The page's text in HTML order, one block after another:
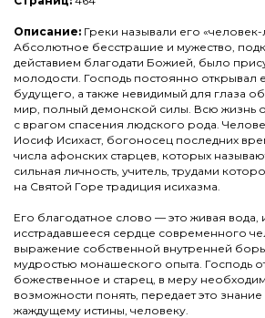
Описание: Греки называли его «человек-
Абсолютное бесстрашие и мужество,
дейставием благодати Божией, было
молодости. Господь постоянно открывал
будущего, а также невидимый для глаза
мир, полный демонской силы. Всю жизнь
с врагом спасения людского рода.
Иосиф Исихаст, богоносец последних
числа афонских старцев, которых
сильная личность, учитель, трудами
на Святой Горе традиция исихазма.
Его благодатное слово — это живая вода,
исстрадавшееся сердце современного
выражение собственной внутренней
мудростью монашеского опыта. Господь
божественное и старец, в меру
возможности понять, передает это
жаждущему истины, человеку.